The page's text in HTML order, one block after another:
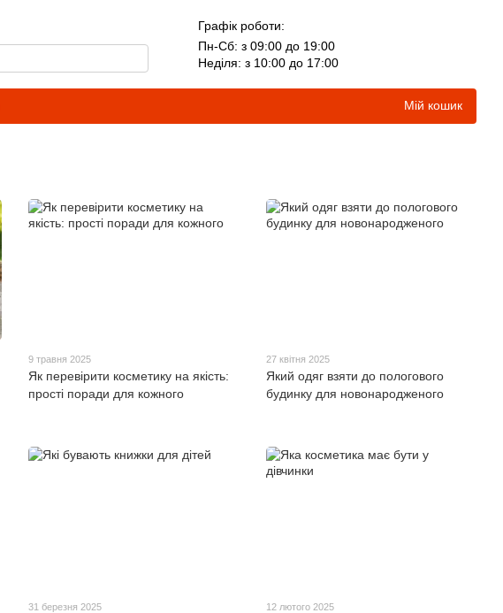
Графік роботи:
Пн-Сб: з 09:00 до 19:00
Неділя: з 10:00 до 17:00
Мій кошик
9 травня 2025
Як перевірити косметику на якість:
прості поради для кожного
27 квітня 2025
Який одяг взяти до пологового
будинку для новонародженого
31 березня 2025 12 лютого 2025